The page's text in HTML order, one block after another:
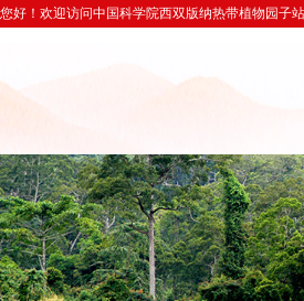
您好！欢迎访问中国科学院西双版纳热带植物园子站